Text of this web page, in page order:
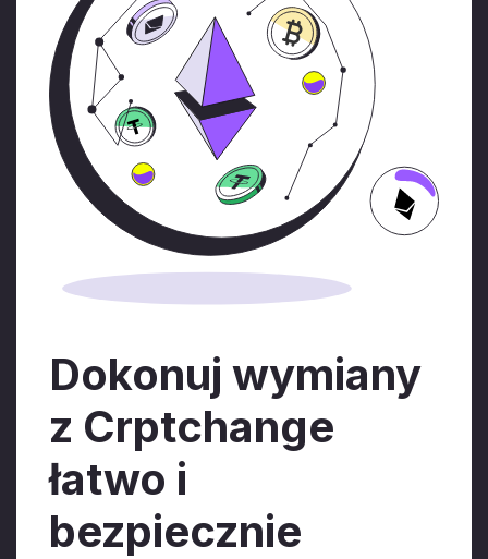
Dokonuj wymiany
z Crptchange
łatwo i
bezpiecznie